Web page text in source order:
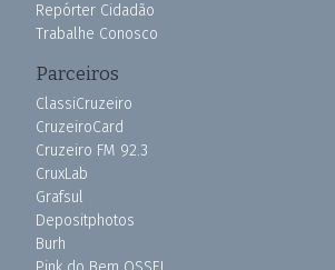
Repórter Cidadão
Trabalhe Conosco
Parceiros
ClassiCruzeiro
CruzeiroCard
Cruzeiro FM 92.3
CruxLab
Grafsul
Depositphotos
Burh